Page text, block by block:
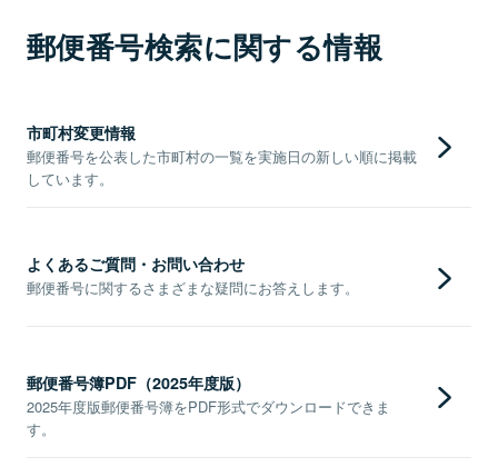
郵便番号検索に関する情報
市町村変更情報
郵便番号を公表した市町村の一覧を実施日の新しい順に掲載
しています。
よくあるご質問・お問い合わせ
郵便番号に関するさまざまな疑問にお答えします。
郵便番号簿PDF（2025年度版）
2025年度版郵便番号簿をPDF形式でダウンロードできま
す。